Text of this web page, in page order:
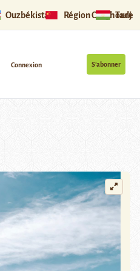
Ouzbékistan Région Ouïghoure
S’abonner
Connexion